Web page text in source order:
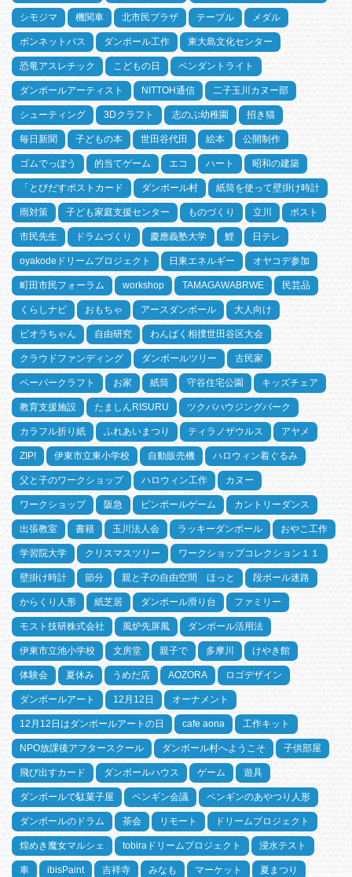
シモジマ 機関車 北市民プラザ テーブル メダル
ボンネットバス ダンボール工作 東大島文化センター
恐竜アスレチック こどもの日 ペンダントライト
ダンボールアーティスト NITTOH通信 二子玉川カヌー部
シューティング 3Dクラフト 志のぶ幼稚園 招き猫
毎日新聞 子どもの本 世田谷代田 絵本 公開制作
ゴムでっぽう 的当てゲーム エコ ハート 昭和の建築
「とびだすポストカード ダンボール村 紙筒を使って壁掛け時計
雨対策 子ども家庭支援センター ものづくり 立川 ポスト
市民先生 ドラムづくり 慶應義塾大学 鯉 日テレ
oyakodeドリームプロジェクト 日東エネルギー オヤコデ参加
町田市民フォーラム workshop TAMAGAWABRWE 民芸品
くらしナビ おもちゃ アースダンボール 大人向け
ビオラちゃん 自由研究 わんぱく相撲世田谷区大会
クラウドファンディング ダンボールツリー 古民家
ペーパークラフト お家 紙筒 守谷住宅公園 キッズチェア
教育支援施設 たましんRISURU ツクバハウジングパーク
カラフル折り紙 ふれあいまつり ティラノザウルス アヤメ
ZIP! 伊東市立東小学校 自動販売機 ハロウィン着ぐるみ
父と子のワークショップ ハロウィン工作 カヌー
ワークショップ 阪急 ピンボールゲーム カントリーダンス
出張教室 書籍 玉川法人会 ラッキーダンボール おやこ工作
学習院大学 クリスマスツリー ワークショップコレクション１１
壁掛け時計 節分 親と子の自由空間 ほっと 段ボール迷路
からくり人形 紙芝居 ダンボール滑り台 ファミリー
モスト技研株式会社 風炉先屏風 ダンボール活用法
伊東市立池小学校 文房堂 親子で 多摩川 けやき館
体験会 夏休み うめだ店 AOZORA ロゴデザイン
ダンボールアート 12月12日 オーナメント
12月12日はダンボールアートの日 cafe aona 工作キット
NPO放課後アフタースクール ダンボール村へようこそ 子供部屋
飛び出すカード ダンボールハウス ゲーム 遊具
ダンボールで駄菓子屋 ペンギン会議 ペンギンのあやつり人形
ダンボールのドラム 茶会 リモート ドリームプロジェクト
煌めき魔女マルシェ tobiraドリームプロジェクト 浸水テスト
車 ibisPaint 吉祥寺 みなも マーケット 夏まつり